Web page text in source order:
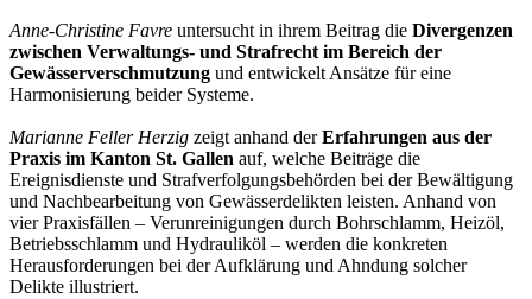
Anne-Christine Favre untersucht in ihrem Beitrag die Divergenzen
zwischen Verwaltungs- und Strafrecht im Bereich der
Gewässerverschmutzung und entwickelt Ansätze für eine
Harmonisierung beider Systeme.
Marianne Feller Herzig zeigt anhand derErfahrungen aus der
Praxis im Kanton St. Gallen auf, welche Beiträge die
Ereignisdienste und Strafverfolgungsbehörden bei der Bewältigung
und Nachbearbeitung von Gewässerdelikten leisten. Anhand von
vier Praxisfällen – Verunreinigungen durch Bohrschlamm, Heizöl,
Betriebsschlamm und Hydrauliköl – werden die konkreten
Herausforderungen bei der Aufklärung und Ahndung solcher
Delikte illustriert.